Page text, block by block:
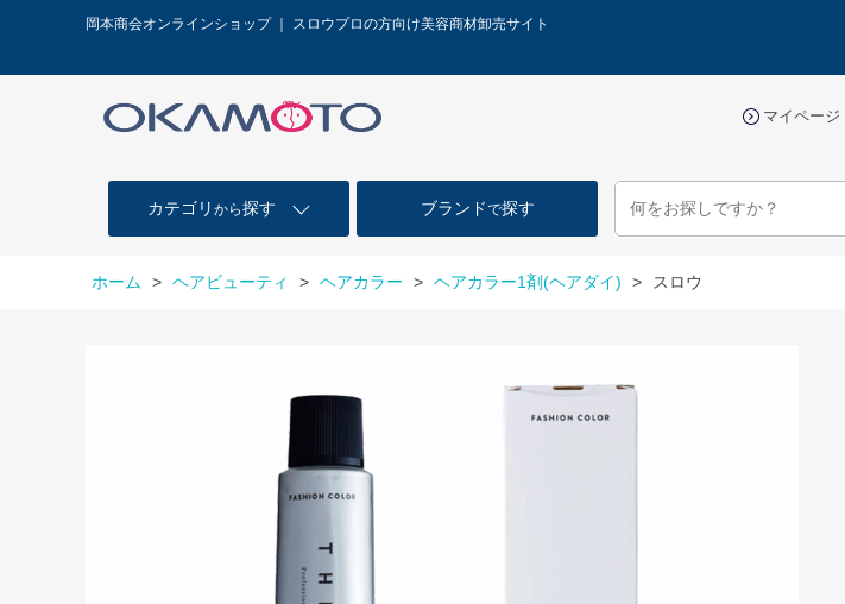
岡本商会オンラインショップ ｜ スロウプロの方向け美容商材卸売サイト
マイページ
カテゴリ から探す ブランドで探す
ホーム > ヘアビューティ > ヘアカラー > ヘアカラー1剤(ヘアダイ) > スロウ